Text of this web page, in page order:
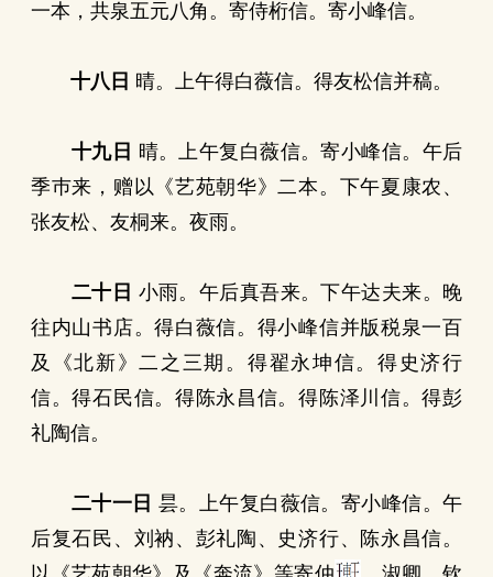
一本，共泉五元八角。寄侍桁信。寄小峰信。
十八日 晴。上午得白薇信。得友松信并稿。
十九日 晴。上午复白薇信。寄小峰信。午后
季巿来，赠以《艺苑朝华》二本。下午夏康农、
张友松、友桐来。夜雨。
二十日 小雨。午后真吾来。下午达夫来。晚
往内山书店。得白薇信。得小峰信并版税泉一百
及《北新》二之三期。得翟永坤信。得史济行
信。得石民信。得陈永昌信。得陈泽川信。得彭
礼陶信。
二十一日 昙。上午复白薇信。寄小峰信。午
后复石民、刘衲、彭礼陶、史济行、陈永昌信。